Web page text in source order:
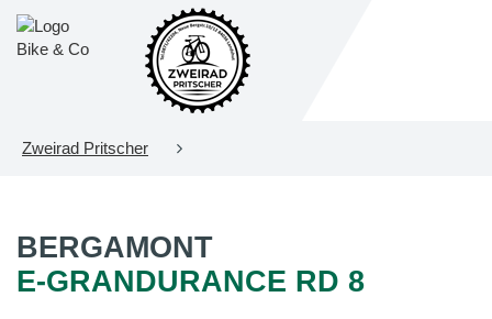
Zweirad Pritscher
BERGAMONT
E-GRANDURANCE RD 8